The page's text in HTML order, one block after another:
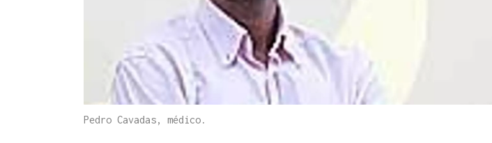
Pedro Cavadas, médico.